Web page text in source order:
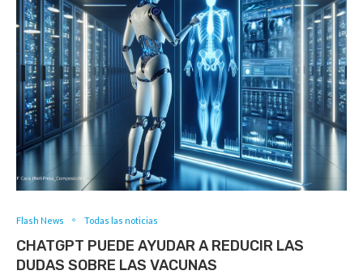
Flash News Todas las noticias
CHATGPT PUEDE AYUDAR A REDUCIR LAS
DUDAS SOBRE LAS VACUNAS